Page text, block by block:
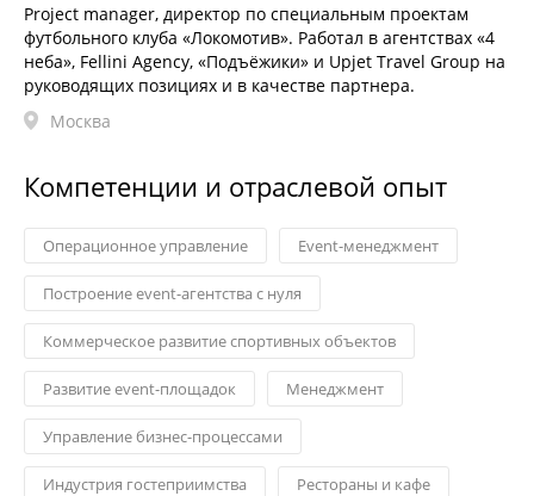
Project manager, директор по специальным проектам
футбольного клуба «Локомотив». Работал в агентствах «4
неба», Fellini Agency, «Подъёжики» и Upjet Travel Group на
руководящих позициях и в качестве партнера.
Москва
Компетенции и отраслевой опыт
Операционное управление Event-менеджмент
Построение еvent-агентства с нуля
Коммерческое развитие спортивных объектов
Развитие еvent-площадок Менеджмент
Управление бизнес-процессами
Индустрия гостеприимства Рестораны и кафе